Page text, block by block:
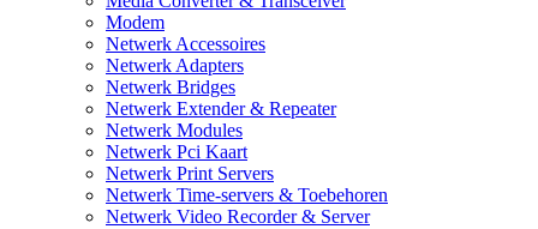
Modem
Netwerk Accessoires
Netwerk Adapters
Netwerk Bridges
Netwerk Extender & Repeater
Netwerk Modules
Netwerk Pci Kaart
Netwerk Print Servers
Netwerk Time-servers & Toebehoren
Netwerk Video Recorder & Server